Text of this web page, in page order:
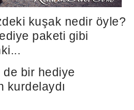
kuşak nedir öyle?
paketi gibi
bir hediye
kurdelaydı